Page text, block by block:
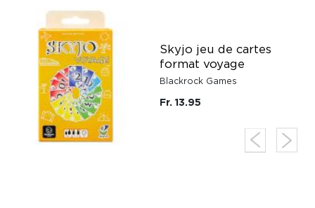
Skyjo jeu de cartes
format voyage
Blackrock Games
Fr. 13.95